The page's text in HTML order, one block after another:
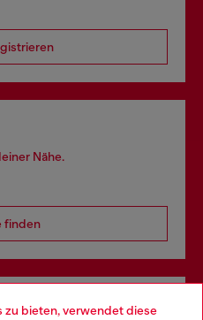
zu bieten, verwendet diese
Nähe.
finden